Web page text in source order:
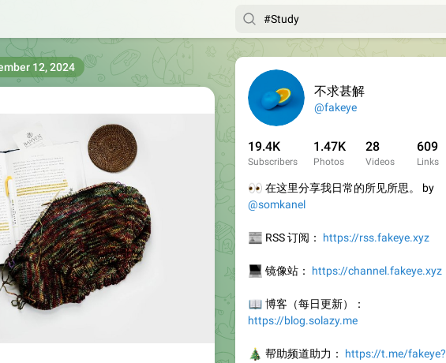
不求甚解
@fakeye
19.4K
Subscribers
1.47K
Photos
28
Videos
609
Links
👀在这里分享我日常的所见所思。 by
@somkanel
📰RSS 订阅： https://rss.fakeye.xyz
💻镜像站： https://channel.fakeye.xyz
📖博客（每日更新）：
https://blog.solazy.me
🎄帮助频道助力： https://t.me/fakeye?
12, 2024